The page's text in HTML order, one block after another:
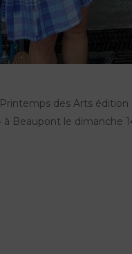
Printemps des Arts édition
Beaupont le dimanche